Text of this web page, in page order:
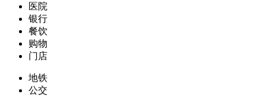
医院
银行
餐饮
购物
门店
地铁
公交